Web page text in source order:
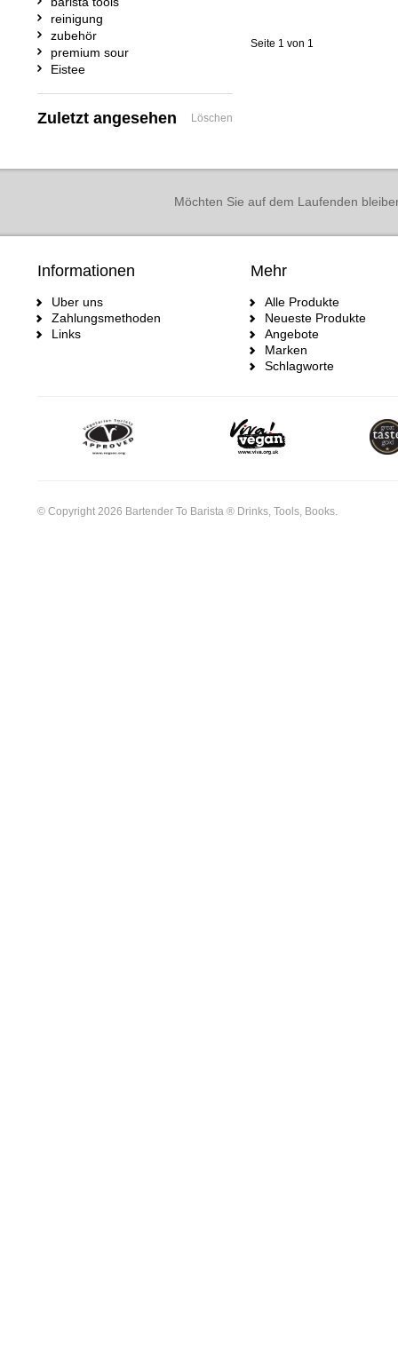
Seite 1 von 1
reinigung
zubehör
premium sour
Eistee
Zuletzt angesehen Löschen
Möchten Sie auf dem Laufenden
Informationen
Uber uns
Zahlungsmethoden
Links
Mehr
Alle Produkte
Neueste Produkte
Angebote
Marken
Schlagworte
© Copyright 2026 Bartender To Barista ® Drinks, Tools, Books.